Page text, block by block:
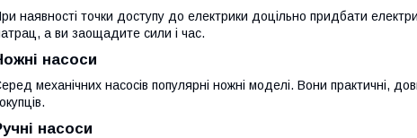
наявності точки доступу до електрики доцільно придбати
а ви заощадите сили і час.
насоси
механічних насосів популярні ножні моделі. Вони практичні,
насоси